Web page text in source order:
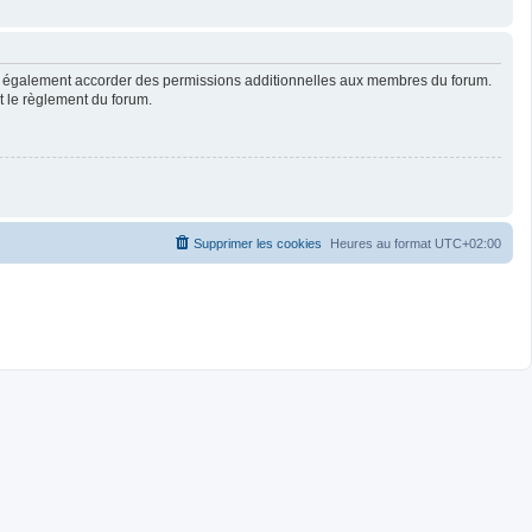
accorder des permissions additionnelles aux membres du forum.
règlement du forum.
Heures au format UTC+02:00
Supprimer les cookies